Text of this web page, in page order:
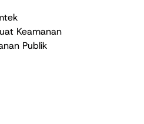
Keamanan
Publik